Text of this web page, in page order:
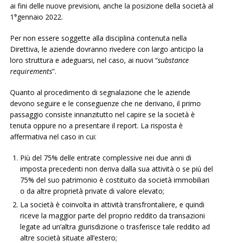
ai fini delle nuove previsioni, anche la posizione della società al
1°gennaio 2022.
Per non essere soggette alla disciplina contenuta nella
Direttiva, le aziende dovranno rivedere con largo anticipo la
loro struttura e adeguarsi, nel caso, ai nuovi “substance
requirements”.
Quanto al procedimento di segnalazione che le aziende
devono seguire e le conseguenze che ne derivano, il primo
passaggio consiste innanzitutto nel capire se la società è
tenuta oppure no a presentare il report. La risposta è
affermativa nel caso in cui:
Più del 75% delle entrate complessive nei due anni di
imposta precedenti non deriva dalla sua attività o se più del
75% del suo patrimonio è costituito da società immobiliari
o da altre proprietà private di valore elevato;
La società è coinvolta in attività transfrontaliere, e quindi
riceve la maggior parte del proprio reddito da transazioni
legate ad un’altra giurisdizione o trasferisce tale reddito ad
altre società situate all’estero;